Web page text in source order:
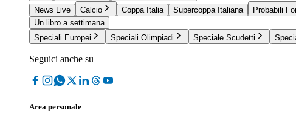
News Live
Calcio Coppa Italia Supercoppa Italiana Probabili
Un libro a settimana
Speciali Europei
Speciali Olimpiadi Speciale Scudetti
Seguici anche su
Area personale